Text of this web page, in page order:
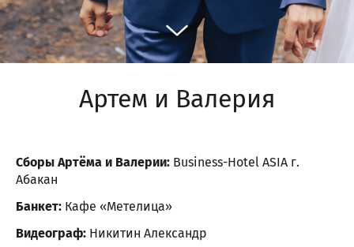
Артем и Валерия
Сборы Артёма и Валерии: Business-Hotel ASIA г.
Абакан
Банкет: Кафе «Метелица»
Видеограф: Никитин Александр